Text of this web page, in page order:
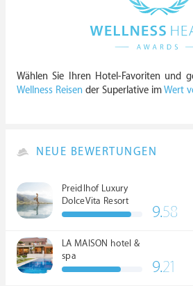
Wählen Sie Ihren Hotel-Favoriten und
Wellness Reisen der Superlative imWert
NEUE BEWERTUNGEN
Preidlhof Luxury
DolceVita Resort
*****
9.58
LA MAISON hotel &
spa
9.21